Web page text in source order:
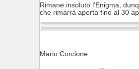
Rimane insoluto l'Enigma,
che rimarrà aperta fino al 30
Mario Corcione